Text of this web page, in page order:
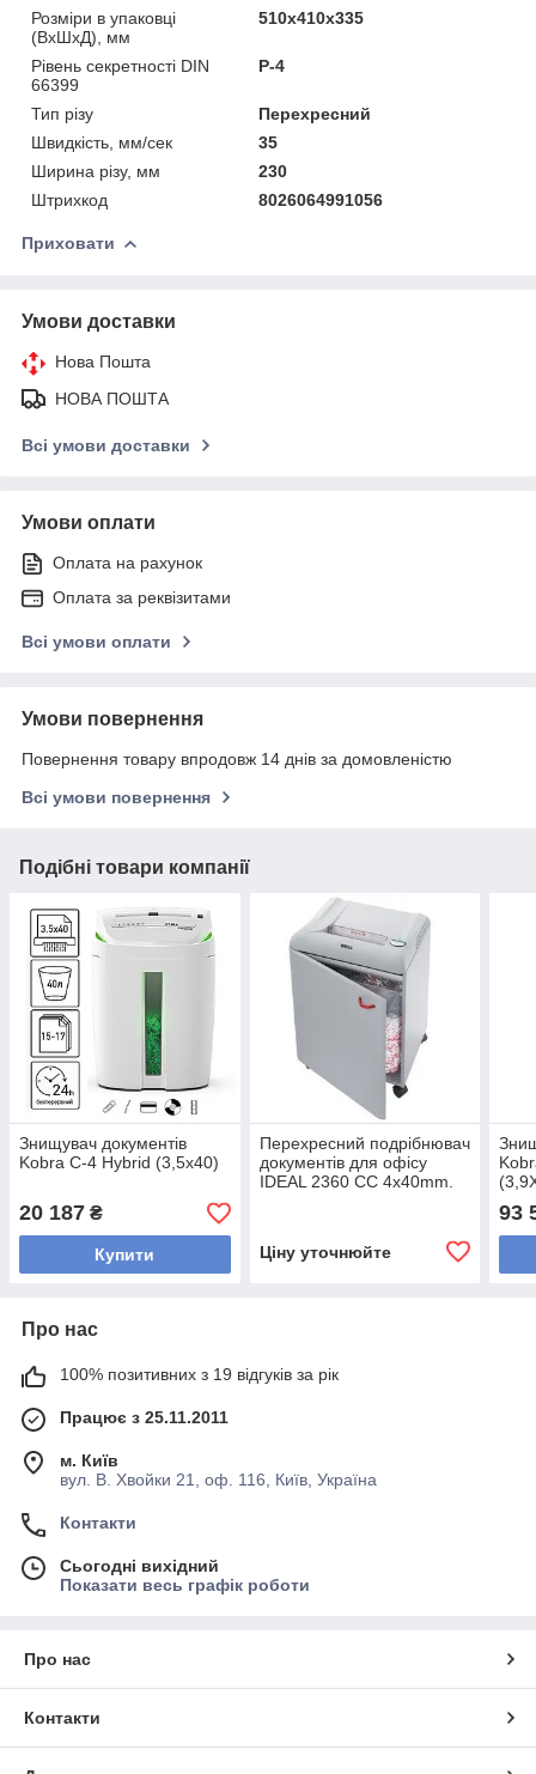
Розміри в упаковці
(ВхШхД), мм
510x410x335
Рівень секретності DIN
66399
Р-4
Тип різу
Перехресний
Швидкість, мм/сек
35
Ширина різу, мм
230
Штрихкод
8026064991056
Приховати
Умови доставки
Нова Пошта
НОВА ПОШТА
Всі умови доставки
Умови оплати
Оплата на рахунок
Оплата за реквізитами
Всі умови оплати
Умови повернення
Повернення товару впродовж 14 днів за домовленістю
Всі умови повернення
Подібні товари компанії
Знищувач документів
Kobra C-4 Hybrid (3,5x40)
20 187 ₴
Купити
Перехресний подрібнювач
документів для офісу
IDEAL 2360 CC 4x40mm.
Ціну уточнюйте
93
Про нас
100% позитивних з 19 відгуків за рік
Працює з 25.11.2011
м. Київ
вул. В. Хвойки 21, оф. 116, Київ, Україна
Контакти
Сьогодні вихідний
Показати весь графік роботи
Про нас
Контакти